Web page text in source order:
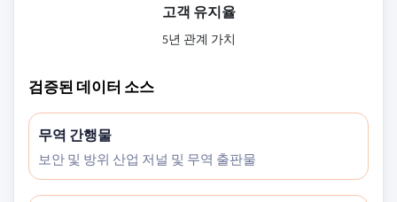
고객 유지율
5년 관계 가치
검증된 데이터 소스
무역 간행물
보안 및 방위 산업 저널 및 무역 출판물